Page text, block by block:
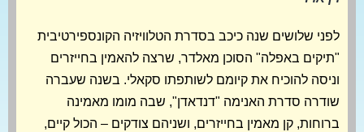
לפני שלושים שנה כיכב בסדרת הטלוויזיה הקונספירטיבית
"תיקים באפלה" הסוכן מאלדר, שרצה להאמין בחייזרים
וניסה להוכיח את קיומם לשותפתו סקאלי. בשנה שעברה
שודרה סדרת האנימה "דנדאדן", שבה מומו מאמינה
ברוחות, קן מאמין בחייזרים, ושניהם צודקים – הכול קיים,